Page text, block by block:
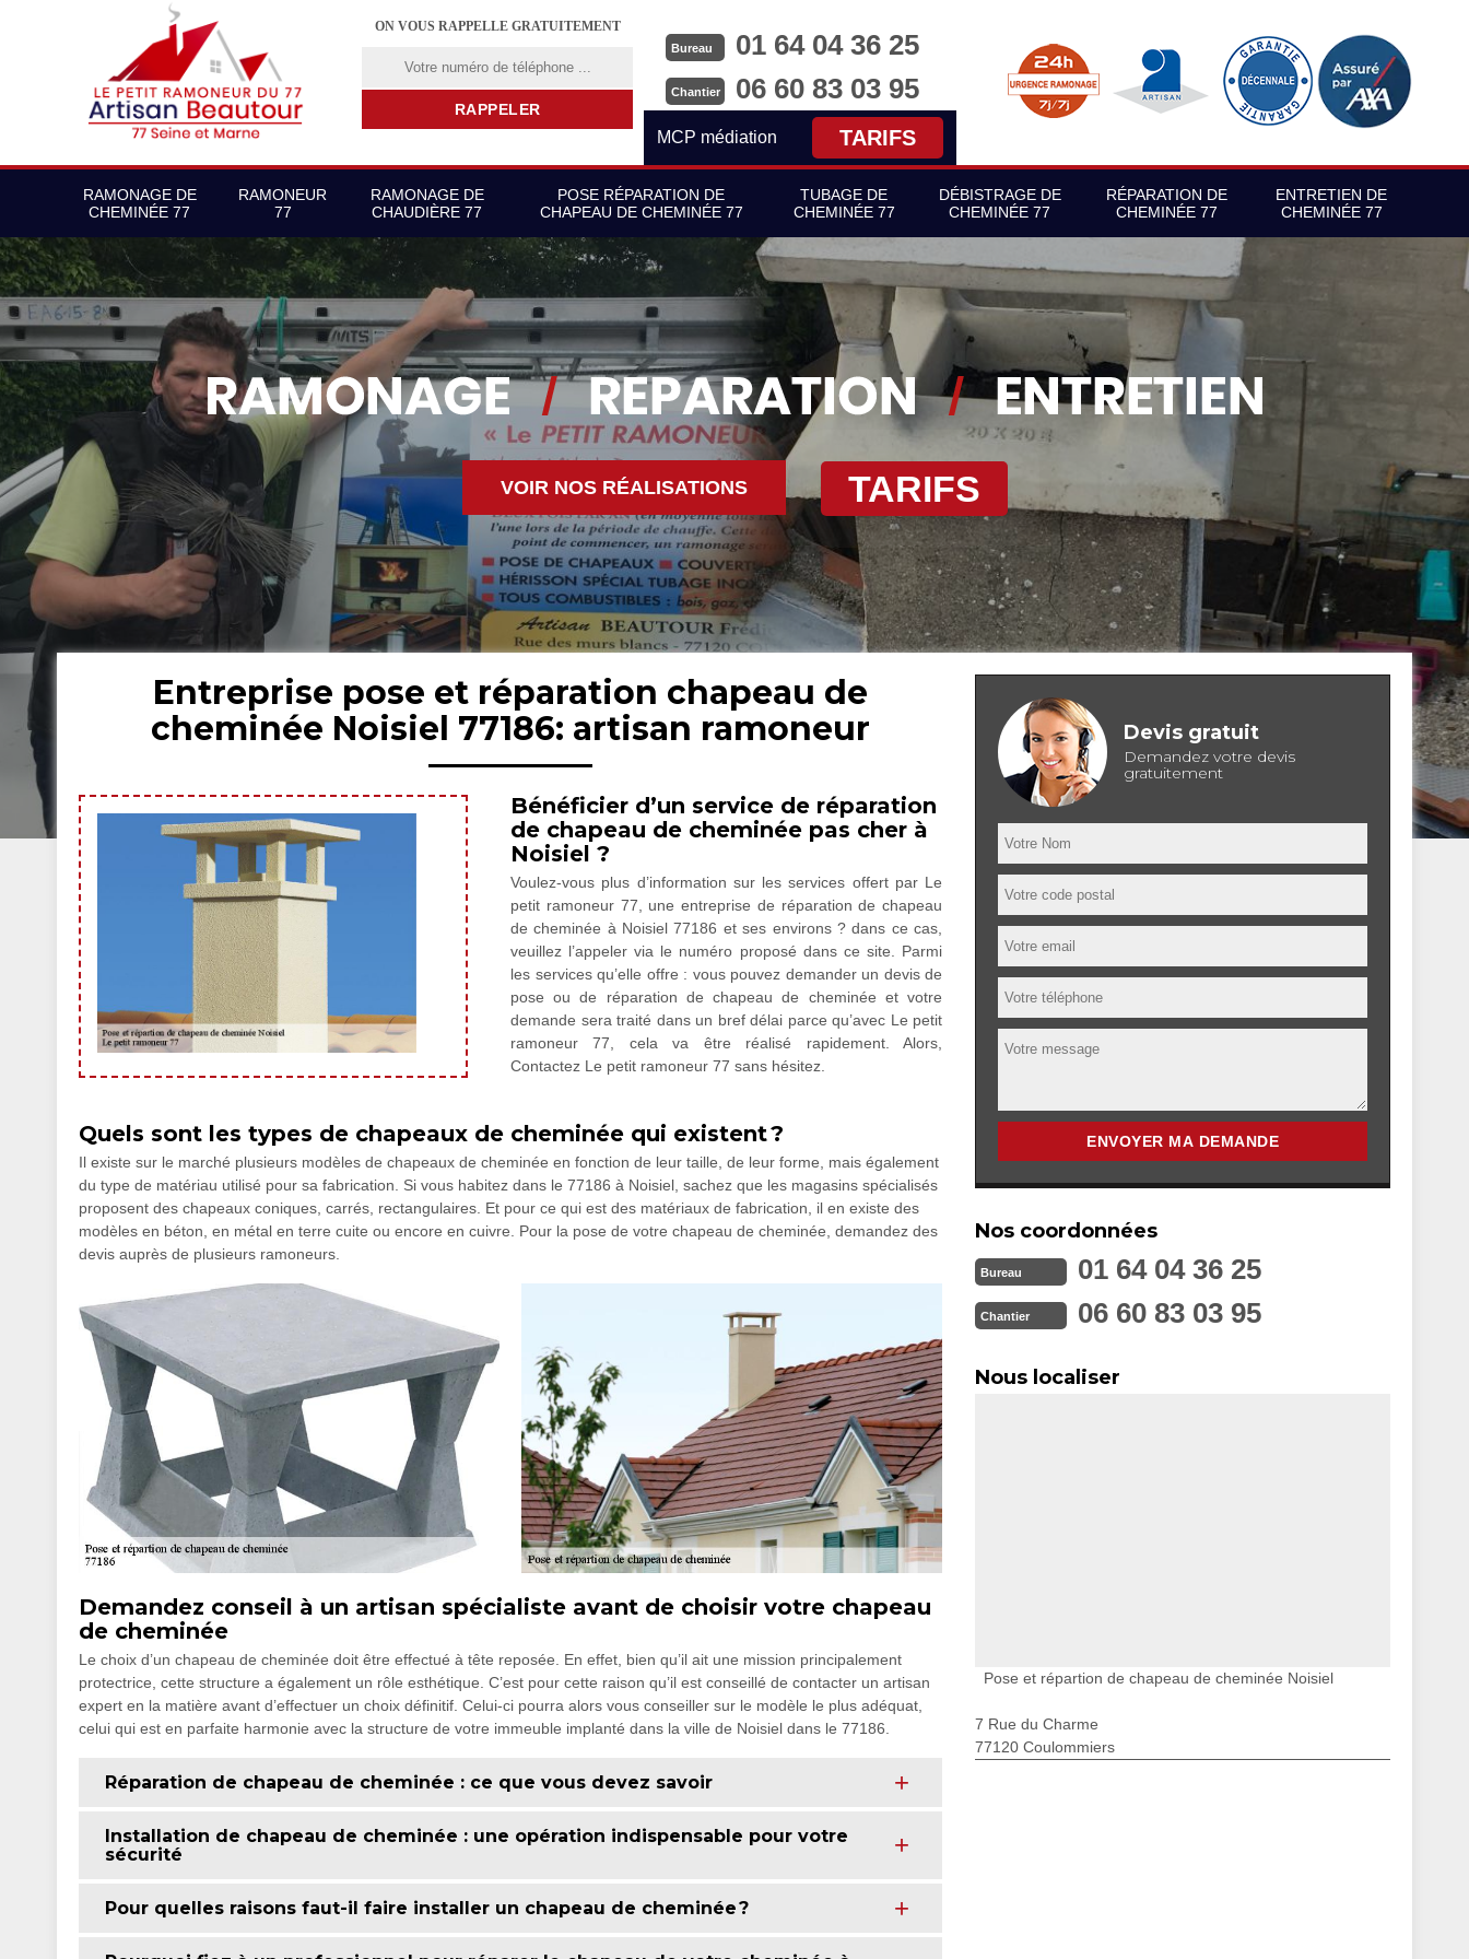
ON VOUS RAPPELLE GRATUITEMENT
Bureau 01 64 04 36 25
Chantier 06 60 83 03 95
MCP médiation TARIFS
RAMONAGE DE
CHEMINÉE 77
RAMONEUR
77
RAMONAGE DE
CHAUDIÈRE 77
POSE RÉPARATION DE
CHAPEAU DE CHEMINÉE 77
TUBAGE DE
CHEMINÉE 77
DÉBISTRAGE DE
CHEMINÉE 77
RÉPARATION DE
CHEMINÉE 77
ENTRETIEN DE
CHEMINÉE 77
VOIR NOS RÉALISATIONS TARIFS
Entreprise pose et réparation chapeau de
cheminée Noisiel 77186: artisan ramoneur
Bénéficier d’un service de réparation
de chapeau de cheminée pas cher à
Noisiel ?
Voulez-vous plus d’information sur les services offert par Le
petit ramoneur 77, une entreprise de réparation de chapeau
de cheminée à Noisiel 77186 et ses environs ? dans ce cas,
veuillez l’appeler via le numéro proposé dans ce site. Parmi
les services qu’elle offre : vous pouvez demander un devis de
pose ou de réparation de chapeau de cheminée et votre
demande sera traité dans un bref délai parce qu’avec Le petit
ramoneur 77, cela va être réalisé rapidement. Alors,
Contactez Le petit ramoneur 77 sans hésitez.
Quels sont les types de chapeaux de cheminée qui existent ?
Il existe sur le marché plusieurs modèles de chapeaux de cheminée en fonction de leur taille, de leur forme, mais également
du type de matériau utilisé pour sa fabrication. Si vous habitez dans le 77186 à Noisiel, sachez que les magasins spécialisés
proposent des chapeaux coniques, carrés, rectangulaires. Et pour ce qui est des matériaux de fabrication, il en existe des
modèles en béton, en métal en terre cuite ou encore en cuivre. Pour la pose de votre chapeau de cheminée, demandez des
devis auprès de plusieurs ramoneurs.
Demandez conseil à un artisan spécialiste avant de choisir votre chapeau
de cheminée
Le choix d’un chapeau de cheminée doit être effectué à tête reposée. En effet, bien qu’il ait une mission principalement
protectrice, cette structure a également un rôle esthétique. C’est pour cette raison qu’il est conseillé de contacter un artisan
expert en la matière avant d’effectuer un choix définitif. Celui-ci pourra alors vous conseiller sur le modèle le plus adéquat,
celui qui est en parfaite harmonie avec la structure de votre immeuble implanté dans la ville de Noisiel dans le 77186.
Réparation de chapeau de cheminée : ce que vous devez savoir
Installation de chapeau de cheminée : une opération indispensable pour votre
sécurité
Pour quelles raisons faut-il faire installer un chapeau de cheminée ?
Devis gratuit
Demandez votre devis
gratuitement
Nos coordonnées
Bureau 01 64 04 36 25
Chantier 06 60 83 03 95
Nous localiser
Pose et répartion de chapeau de cheminée Noisiel
7 Rue du Charme
77120 Coulommiers